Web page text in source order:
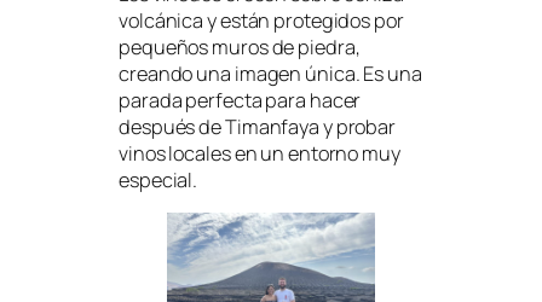
volcánica y están protegidos por
pequeños muros de piedra,
creando una imagen única. Es una
parada perfecta para hacer
después de Timanfaya y probar
vinos locales en un entorno muy
especial.